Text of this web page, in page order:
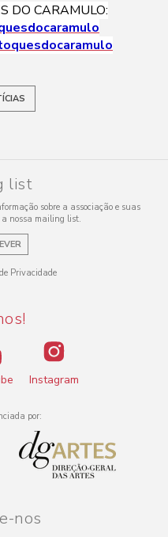
DO CARAMULO:
list
sobre a associação e suas
nossa mailing list.
Privacidade
Instagram
por:
nos